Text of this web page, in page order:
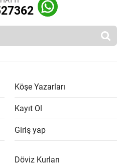
Köşe Yazarları
Kayıt Ol
Giriş yap
Döviz Kurları